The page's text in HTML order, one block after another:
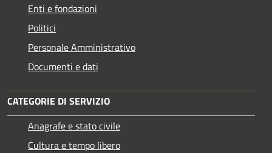
Enti e fondazioni
Politici
Personale Amministrativo
Documenti e dati
CATEGORIE DI SERVIZIO
Anagrafe e stato civile
Cultura e tempo libero